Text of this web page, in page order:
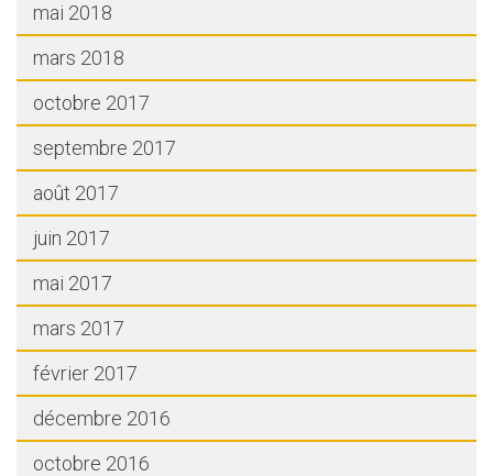
mai 2018
mars 2018
octobre 2017
septembre 2017
août 2017
juin 2017
mai 2017
mars 2017
février 2017
décembre 2016
octobre 2016